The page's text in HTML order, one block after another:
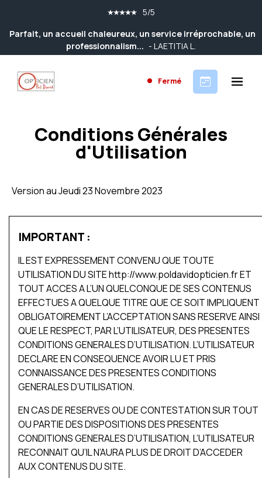
5/5
Parfait, un accueil chaleureux, un service irréprochable, un
professionnalism... - LAETITIA L.
Fermé
Conditions Générales
d'Utilisation
Version au Jeudi 23 Novembre 2023
IMPORTANT :
IL EST EXPRESSEMENT CONVENU QUE TOUTE
UTILISATION DU SITE http://www.poldavidopticien.fr ET
TOUT ACCES A L’UN QUELCONQUE DE SES CONTENUS
EFFECTUES A QUELQUE TITRE QUE CE SOIT IMPLIQUENT
OBLIGATOIREMENT L’ACCEPTATION SANS RESERVE AINSI
QUE LE RESPECT, PAR L’UTILISATEUR, DES PRESENTES
CONDITIONS GENERALES D’UTILISATION. L’UTILISATEUR
DECLARE EN CONSEQUENCE AVOIR LU ET PRIS
CONNAISSANCE DES PRESENTES CONDITIONS
GENERALES D’UTILISATION.
EN CAS DE RESERVES OU DE CONTESTATION SUR TOUT
OU PARTIE DES DISPOSITIONS DES PRESENTES
CONDITIONS GENERALES D’UTILISATION, L’UTILISATEUR
RECONNAIT QU’IL N’AURA PLUS DE DROIT D’ACCEDER
AUX CONTENUS DU SITE.